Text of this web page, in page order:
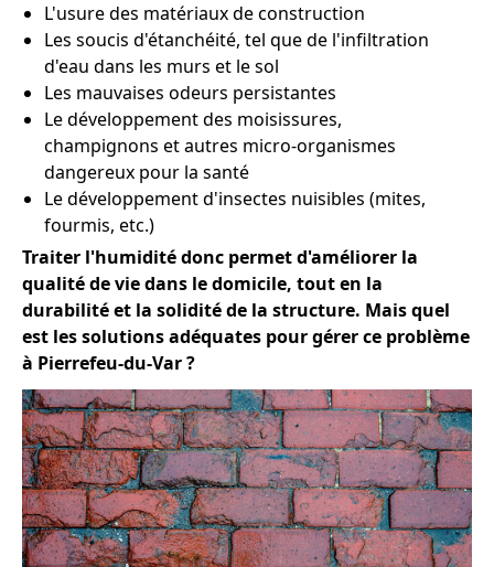
L'usure des matériaux de construction
Les soucis d'étanchéité, tel que de l'infiltration
d'eau dans les murs et le sol
Les mauvaises odeurs persistantes
Le développement des moisissures,
champignons et autres micro-organismes
dangereux pour la santé
Le développement d'insectes nuisibles (mites,
fourmis, etc.)
Traiter l'humidité donc permet d'améliorer la
qualité de vie dans le domicile, tout en la
durabilité et la solidité de la structure. Mais quel
est les solutions adéquates pour gérer ce problème
à Pierrefeu-du-Var ?